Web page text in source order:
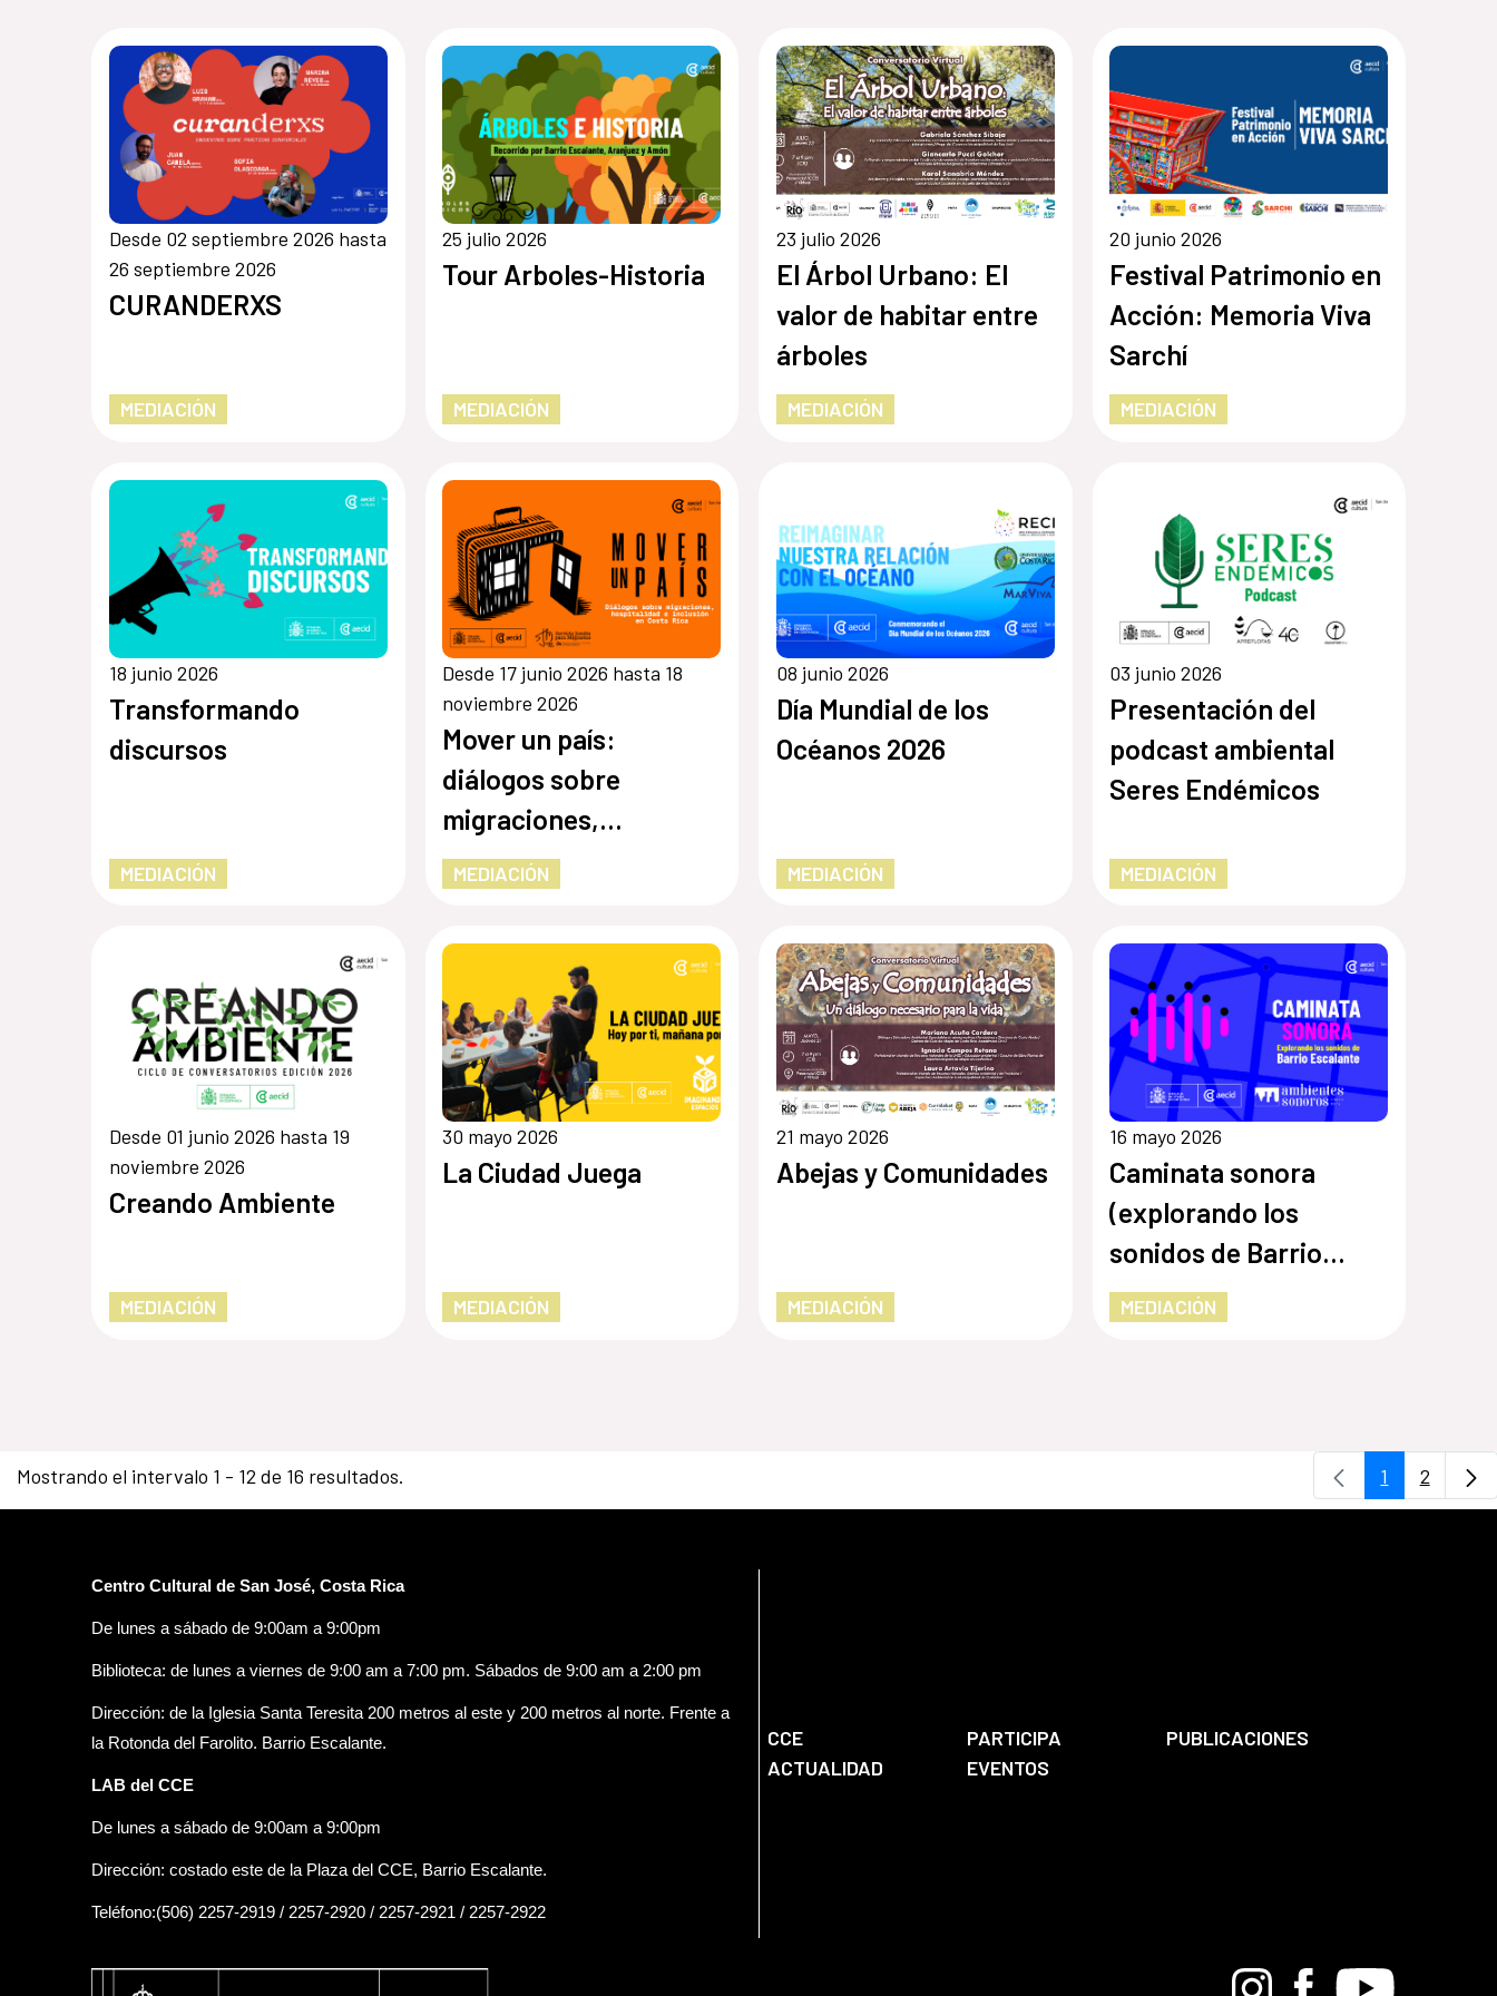
Desde 02 septiembre 2026 hasta
26 septiembre 2026
CURANDERXS
MEDIACIÓN
25 julio 2026
Tour Arboles-Historia
MEDIACIÓN
23 julio 2026
El Árbol Urbano: El
valor de habitar entre
árboles
MEDIACIÓN
20 junio 2026
Festival Patrimonio en
Acción: Memoria Viva
Sarchí
MEDIACIÓN
18 junio 2026
Transformando
discursos
MEDIACIÓN
Desde 17 junio 2026 hasta 18
noviembre 2026
Mover un país:
diálogos sobre
migraciones,
hospitalidad e
inclusión en Costa
Rica
MEDIACIÓN
08 junio 2026
Día Mundial de los
Océanos 2026
MEDIACIÓN
03 junio 2026
Presentación del
podcast ambiental
Seres Endémicos
MEDIACIÓN
Desde 01 junio 2026 hasta 19
noviembre 2026
Creando Ambiente
MEDIACIÓN
30 mayo 2026
La Ciudad Juega
MEDIACIÓN
21 mayo 2026
Abejas y Comunidades
MEDIACIÓN
16 mayo 2026
Caminata sonora
(explorando los
sonidos de Barrio
Escalante)
MEDIACIÓN
Mostrando el intervalo 1 - 12 de 16 resultados. Página
1 Página
2
Centro Cultural de San José, Costa Rica
De lunes a sábado de 9:00am a 9:00pm
Biblioteca: de lunes a viernes de 9:00 am a 7:00 pm. Sábados de 9:00 am a 2:00 pm
Dirección: de la Iglesia Santa Teresita 200 metros al este y 200 metros al norte. Frente a
la Rotonda del Farolito. Barrio Escalante.
LAB del CCE
De lunes a sábado de 9:00am a 9:00pm
Dirección: costado este de la Plaza del CCE, Barrio Escalante.
Teléfono:(506) 2257-2919 / 2257-2920 / 2257-2921 / 2257-2922
CCE PARTICIPA
PUBLICACIONES
ACTUALIDAD
EVENTOS
BandcampInstagramFacebook
Youtube